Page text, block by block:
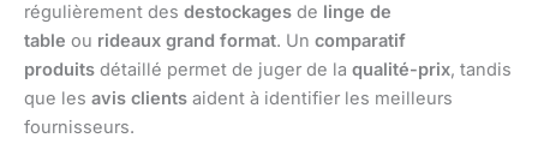
régulièrement des destockages de linge de
table ou rideaux grand format. Un comparatif
produits détaillé permet de juger de la qualité-prix, tandis
que les avis clients aident à identifier les meilleurs
fournisseurs.